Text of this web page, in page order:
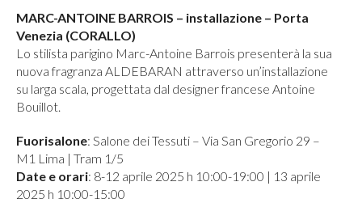
MARC-ANTOINE BARROIS – installazione – Porta
Venezia (CORALLO)
Lo stilista parigino Marc-Antoine Barrois presenterà la sua
nuova fragranza ALDEBARAN attraverso un’installazione
su larga scala, progettata dal designer francese Antoine
Bouillot.
Fuorisalone: Salone dei Tessuti – Via San Gregorio 29 –
M1 Lima | Tram 1/5
Date e orari: 8-12 aprile 2025 h 10:00-19:00 | 13 aprile
2025 h 10:00-15:00